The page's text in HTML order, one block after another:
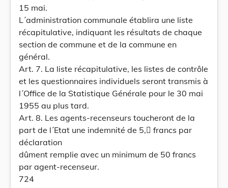
15 mai.
L´administration communale établira une liste
récapitulative, indiquant les résultats de chaque
section de commune et de la commune en
général.
Art. 7. La liste récapitulative, les listes de contrôle
et les questionnaires individuels seront transmis à
l´Office de la Statistique Générale pour le 30 mai
1955 au plus tard.
Art. 8. Les agents-recenseurs toucheront de la
part de l´Etat une indemnité de 5, francs par
déclaration
dûment remplie avec un minimum de 50 francs
par agent-recenseur.
724